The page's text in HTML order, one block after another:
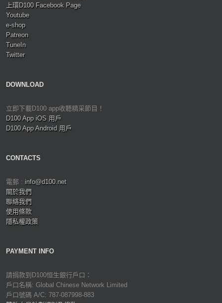
上環D100 Facebook Page
Youtube
e-shop
Patreon
TuneIn
Twitter
DOWNLOAD
立即下載D100 app收聽精采節目！
D100 App iOS 用戶
D100 App Android 用戶
CONTACTS
電郵 : info@d100.net
關於我們
聯絡我們
使用條款
隱私權政策
PAYMENT INFO
請捐款到D100恒生銀行戶口：
戶口名稱: Global Chinese Network Limited
戶口號碼 A/C: 787-087998-883